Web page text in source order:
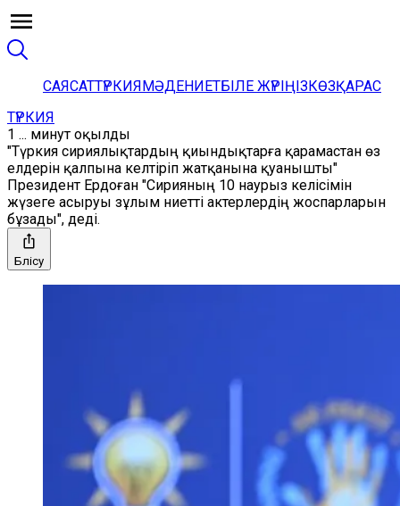
САЯСАТТҮРКИЯМӘДЕНИЕТБІЛЕ ЖҮРІҢІЗКӨЗҚАРАС
ТҮРКИЯ
1 ... минут оқылды
"Түркия сириялықтардың қиындықтарға қарамастан өз
елдерін қалпына келтіріп жатқанына қуанышты"
Президент Ердоған "Сирияның 10 наурыз келісімін
жүзеге асыруы зұлым ниетті актерлердің жоспарларын
бұзады", деді.
Бөлісу